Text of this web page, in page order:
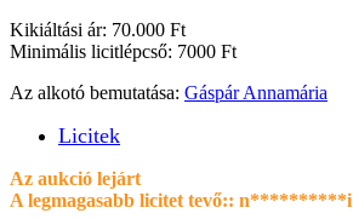
Kikiáltási ár: 70.000 Ft
Minimális licitlépcső: 7000 Ft
Az alkotó bemutatása: Gáspár Annamária
Licitek
Az aukció lejárt
A legmagasabb licitet tevő:: n**********i